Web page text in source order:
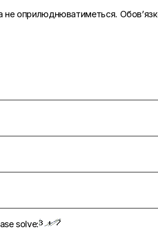
не оприлюднюватиметься.
solve: